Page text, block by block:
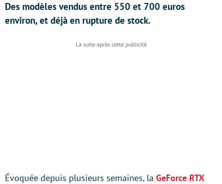
Des modèles vendus entre 550 et 700 euros
environ, et déjà en rupture de stock.
Évoquée depuis plusieurs semaines, la GeForce RTX